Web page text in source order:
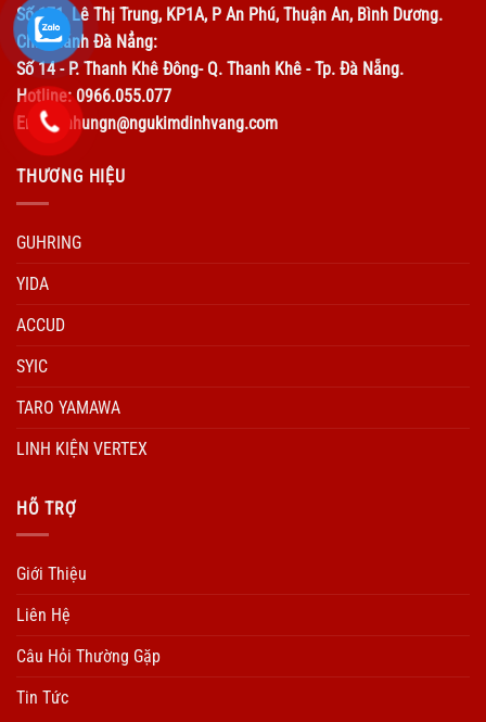
Số 171, Lê Thị Trung, KP1A, P An Phú, Thuận An, Bình Dương.
Chi Nhánh Đà Nẳng:
Số 14 - P. Thanh Khê Đông- Q. Thanh Khê - Tp. Đà Nẵng.
Hotline: 0966.055.077
Email: nhungn@ngukimdinhvang.com
THƯƠNG HIỆU
GUHRING
YIDA
ACCUD
SYIC
TARO YAMAWA
LINH KIỆN VERTEX
HÕ TRỢ
Giới Thiệu
Liên Hệ
Câu Hỏi Thường Gặp
Tin Tức